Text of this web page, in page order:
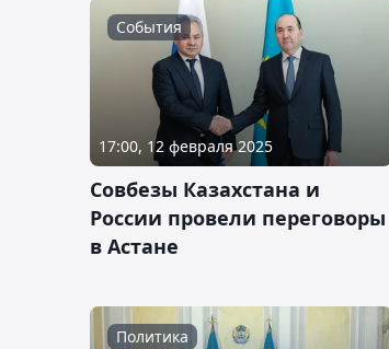
События
17:00, 12 февраля 2025
Совбезы Казахстана и
России провели переговоры
в Астане
Политика